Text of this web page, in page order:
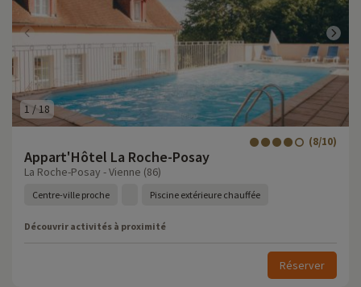
1 /18
Appart'Hôtel La Roche-Posay
(8/10)
La Roche-Posay - Vienne (86)
Centre-ville proche Piscine extérieure chauffée
Découvrir activités à proximité
Réserver